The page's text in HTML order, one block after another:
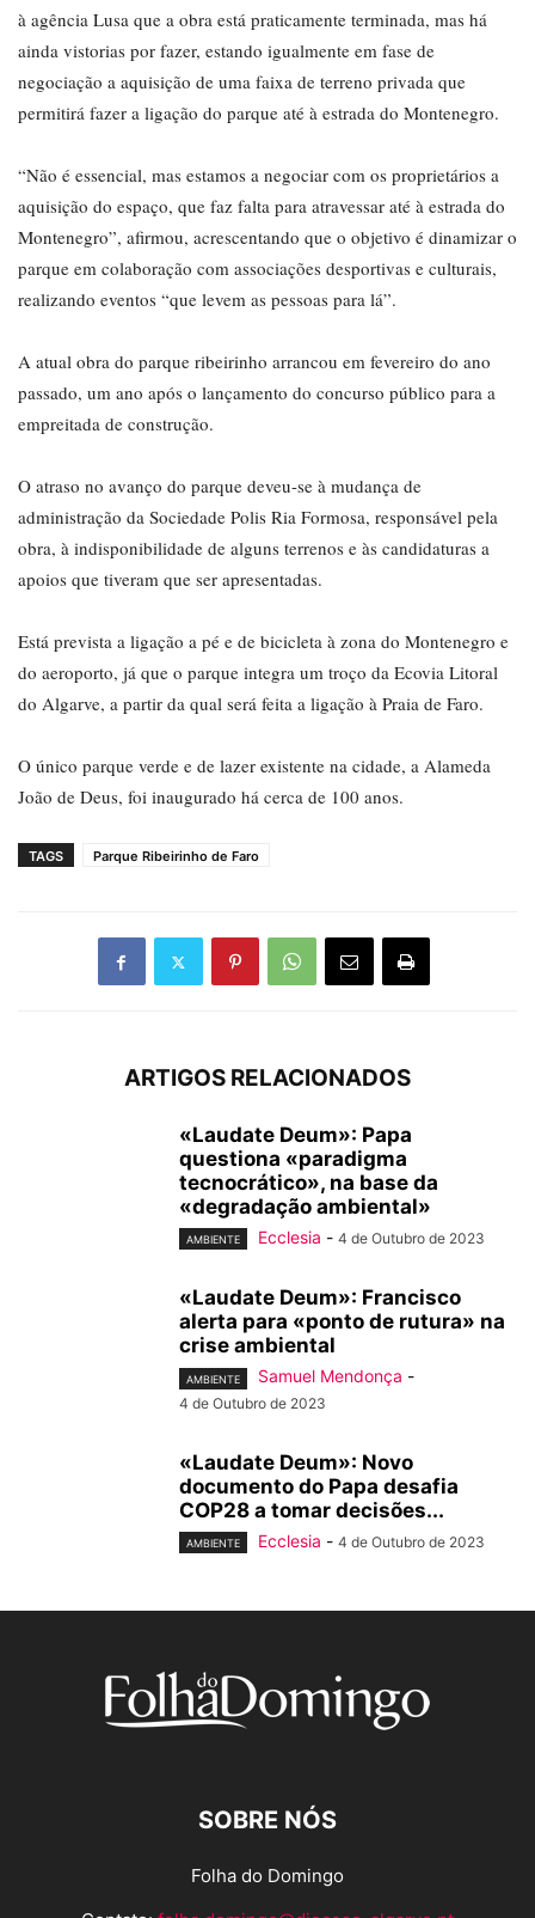
à agência Lusa que a obra está praticamente terminada, mas há
ainda vistorias por fazer, estando igualmente em fase de
negociação a aquisição de uma faixa de terreno privada que
permitirá fazer a ligação do parque até à estrada do Montenegro.
“Não é essencial, mas estamos a negociar com os proprietários a
aquisição do espaço, que faz falta para atravessar até à estrada do
Montenegro”, afirmou, acrescentando que o objetivo é dinamizar o
parque em colaboração com associações desportivas e culturais,
realizando eventos “que levem as pessoas para lá”.
A atual obra do parque ribeirinho arrancou em fevereiro do ano
passado, um ano após o lançamento do concurso público para a
empreitada de construção.
O atraso no avanço do parque deveu-se à mudança de
administração da Sociedade Polis Ria Formosa, responsável pela
obra, à indisponibilidade de alguns terrenos e às candidaturas a
apoios que tiveram que ser apresentadas.
Está prevista a ligação a pé e de bicicleta à zona do Montenegro e
do aeroporto, já que o parque integra um troço da Ecovia Litoral
do Algarve, a partir da qual será feita a ligação à Praia de Faro.
O único parque verde e de lazer existente na cidade, a Alameda
João de Deus, foi inaugurado há cerca de 100 anos.
TAGS Parque Ribeirinho de Faro
ARTIGOS RELACIONADOS
«Laudate Deum»: Papa
questiona «paradigma
tecnocrático», na base da
«degradação ambiental»
AMBIENTE Ecclesia - 4 de Outubro de 2023
«Laudate Deum»: Francisco
alerta para «ponto de rutura» na
crise ambiental
AMBIENTE Samuel Mendonça -
4 de Outubro de 2023
«Laudate Deum»: Novo
documento do Papa desafia
COP28 a tomar decisões...
AMBIENTE Ecclesia - 4 de Outubro de 2023
SOBRE NÓS
Folha do Domingo